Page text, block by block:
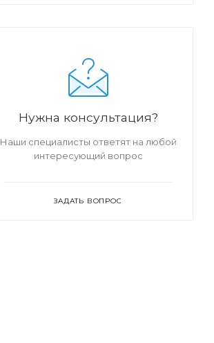
Нужна консультация?
Наши специалисты ответят на любой
интересующий вопрос
ЗАДАТЬ ВОПРОС